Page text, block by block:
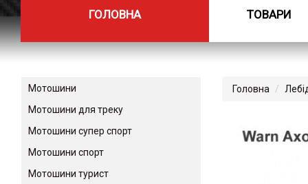
ГОЛОВНА ТОВАРИ
Мотошини
Мотошини для треку
Мотошини супер спорт
Мотошини спорт
Мотошини турист
Головна